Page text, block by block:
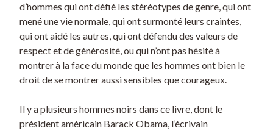
d’hommes qui ont défié les stéréotypes de genre, quiont
mené une vie normale, qui ont surmonté leurs craintes,
qui ont aidé les autres, qui ont défendu des valeurs de
respect et de générosité, ou qui n’ont pas hésité à
montrer à la face du monde que les hommes ont bien le
droit de se montrer aussi sensibles que courageux.
Il y a plusieurs hommes noirs dans ce livre, dont le
président américain Barack Obama, l’écrivain